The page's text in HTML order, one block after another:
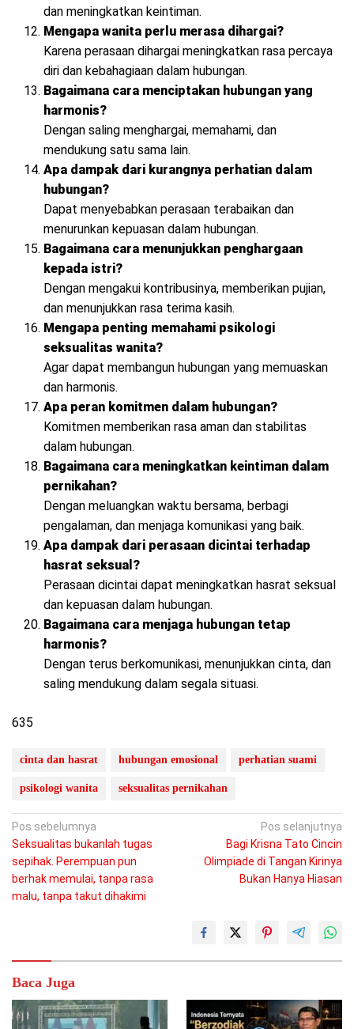
dan meningkatkan keintiman.
Mengapa wanita perlu merasa dihargai?
Karena perasaan dihargai meningkatkan rasa percaya
diri dan kebahagiaan dalam hubungan.
Bagaimana cara menciptakan hubungan yang
harmonis?
Dengan saling menghargai, memahami, dan
mendukung satu sama lain.
Apa dampak dari kurangnya perhatian dalam
hubungan?
Dapat menyebabkan perasaan terabaikan dan
menurunkan kepuasan dalam hubungan.
Bagaimana cara menunjukkan penghargaan
kepada istri?
Dengan mengakui kontribusinya, memberikan pujian,
dan menunjukkan rasa terima kasih.
Mengapa penting memahami psikologi
seksualitas wanita?
Agar dapat membangun hubungan yang memuaskan
dan harmonis.
Apa peran komitmen dalam hubungan?
Komitmen memberikan rasa aman dan stabilitas
dalam hubungan.
Bagaimana cara meningkatkan keintiman dalam
pernikahan?
Dengan meluangkan waktu bersama, berbagi
pengalaman, dan menjaga komunikasi yang baik.
Apa dampak dari perasaan dicintai terhadap
hasrat seksual?
Perasaan dicintai dapat meningkatkan hasrat seksual
dan kepuasan dalam hubungan.
Bagaimana cara menjaga hubungan tetap
harmonis?
Dengan terus berkomunikasi, menunjukkan cinta, dan
saling mendukung dalam segala situasi.
635
cinta dan hasrat hubungan emosional perhatian suami
psikologi wanita seksualitas pernikahan
Navigasi
pos
Pos sebelumnya
Seksualitas bukanlah tugas
sepihak. Perempuan pun
berhak memulai, tanpa rasa
malu, tanpa takut dihakimi
Pos selanjutnya
Bagi Krisna Tato Cincin
Olimpiade di Tangan Kirinya
Bukan Hanya Hiasan
Baca Juga